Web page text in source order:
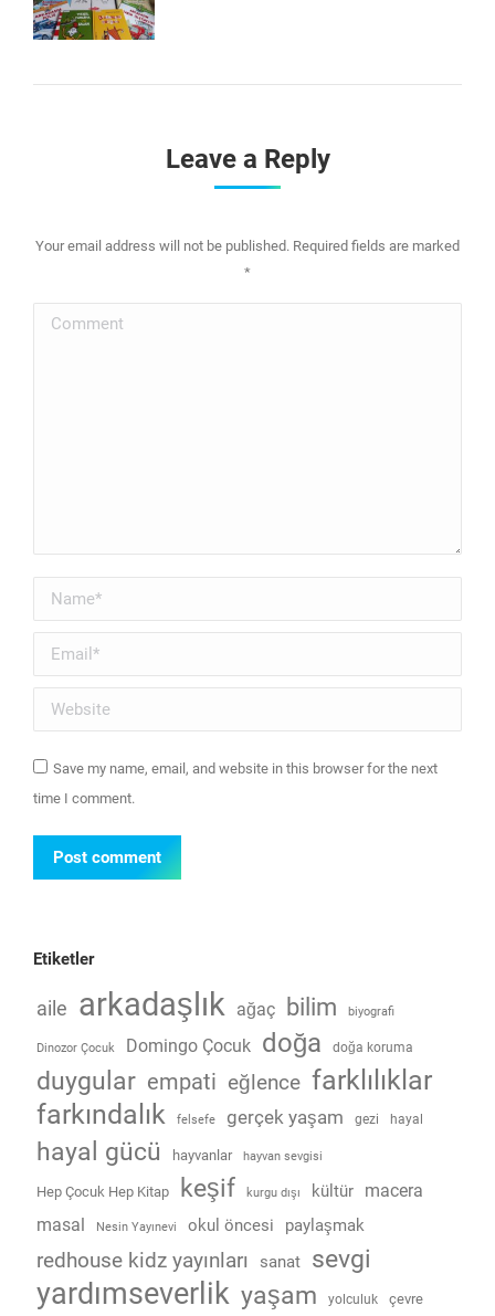
Leave a Reply
Your email address will not be published. Required fields are marked
*
Comment
Name *
Email *
Website
Save my name, email, and website in this browser for the next
time I comment.
Post comment
Etiketler
aile arkadaşlık ağaç bilim biyografi
Dinozor Çocuk Domingo Çocuk doğa doğa koruma
duygular empati eğlence farklılıklar
farkındalık
felsefe gerçek yaşam gezi hayal
hayal gücü hayvanlar hayvan sevgisi
Hep Çocuk Hep Kitap keşif kurgu dışı kültür
macera
masal
Nesin Yayınevi okul öncesi paylaşmak
redhouse kidz yayınları sanat sevgi
yardımseverlik yaşam yolculuk çevre